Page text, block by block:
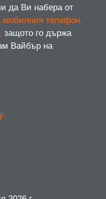
да Ви набера от
мобилния телефон.
защото го държа
Вайбър на